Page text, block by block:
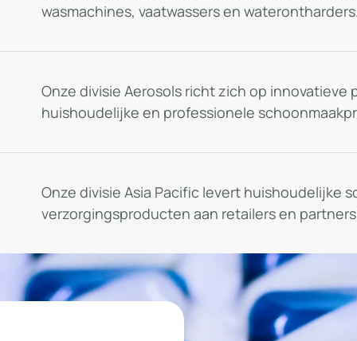
wasmachines, vaatwassers en waterontharders.
Onze divisie Aerosols richt zich op
huishoudelijke en professionele
Onze divisie Asia Pacific levert huishoudelijke
verzorgingsproducten aan retailers en